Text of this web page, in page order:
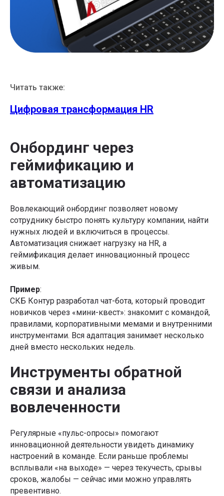
Читать также:
Цифровая трансформация HR
Онбординг через
геймификацию и
автоматизацию
Вовлекающий онбординг позволяет новому
сотруднику быстро понять культуру компании, найти
нужных людей и включиться в процессы.
Автоматизация снижает нагрузку на HR, а
геймификация делает инновационный процесс
живым.
Пример:
СКБ Контур разработал чат-бота, который проводит
новичков через «мини-квест»: знакомит с командой,
правилами, корпоративными мемами и внутренними
инструментами. Вся адаптация занимает несколько
дней вместо нескольких недель.
Инструменты обратной
связи и анализа
вовлеченности
Регулярные «пульс-опросы» помогают
инновационной деятельности увидеть динамику
настроений в команде. Если раньше проблемы
всплывали «на выходе» — через текучесть, срывы
сроков, жалобы — сейчас ими можно управлять
превентивно.